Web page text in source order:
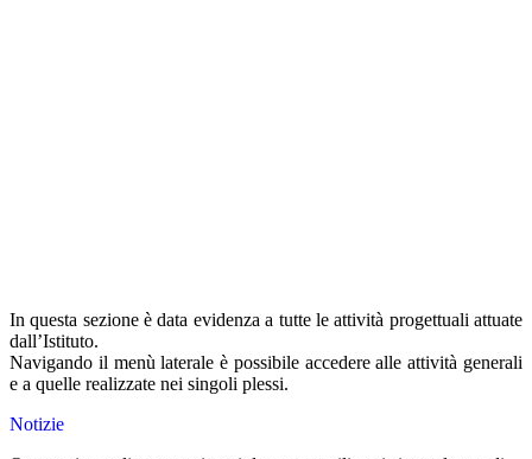
In questa sezione è data evidenza a tutte le attività progettuali attuate
dall’Istituto.
Navigando il menù laterale è possibile accedere alle attività generali
e a quelle realizzate nei singoli plessi.
Notizie